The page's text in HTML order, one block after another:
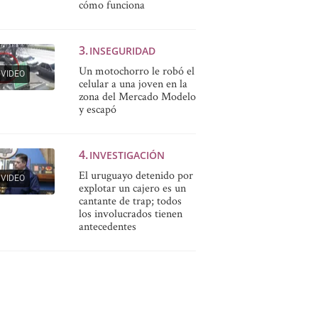
cómo funciona
VIDEO
INSEGURIDAD
Un motochorro le robó el
celular a una joven en la
zona del Mercado Modelo
y escapó
VIDEO
INVESTIGACIÓN
El uruguayo detenido por
explotar un cajero es un
cantante de trap; todos
los involucrados tienen
antecedentes